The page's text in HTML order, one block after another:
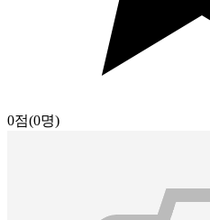
0점(0명)